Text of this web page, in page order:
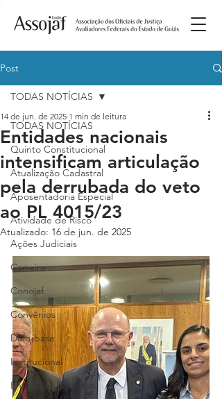
Post
TODAS NOTÍCIAS
Quinto Constitucional
Atualização Cadastral
Aposentadoria Especial
Atividade de Risco
Ações Judiciais
Carreira
Conojaf
Convênios
Data-base
Institucional
Entidades Parceiras
TODAS NOTÍCIAS
Entidades nacionais
intensificam articulação
pela derrubada do veto
ao PL 4015/23
14 de jun. de 2025 1 min de leitura
Atualizado: 16 de jun. de 2025